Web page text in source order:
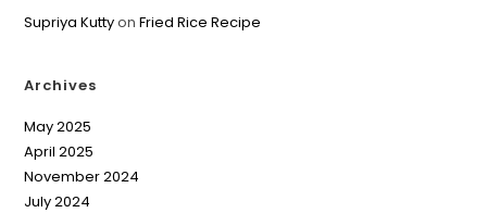
Supriya KuttyonFried Rice Recipe
Archives
May 2025
April 2025
November 2024
July 2024